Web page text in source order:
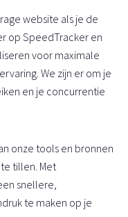
website als je de
op SpeedTracker en
voor maximale
We zijn er om je
en je concurrentie
onze tools en bronnen
tillen. Met
snellere,
te maken op je